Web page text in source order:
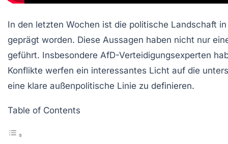
In den letzten Wochen ist die politische Landschaft
geprägt worden. Diese Aussagen haben nicht nur
geführt. Insbesondere AfD-Verteidigungsexperten
Konflikte werfen ein interessantes Licht auf die
eine klare außenpolitische Linie zu definieren.
Table of Contents